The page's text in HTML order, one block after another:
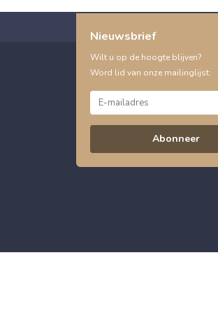
Nieuwsbrief
Wilt u op de hoogte blijven?
Word lid van onze mailinglijst:
Abonneer